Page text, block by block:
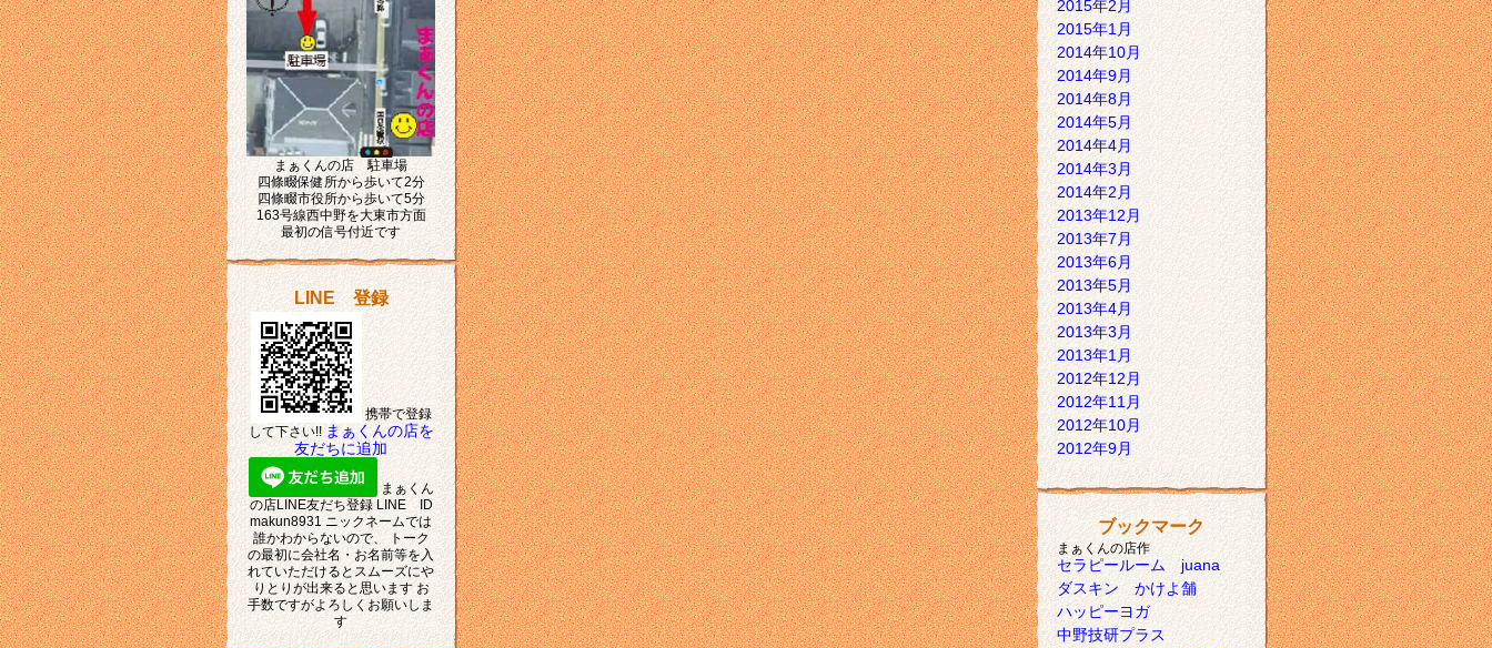
まぁくんの店 駐車場
四條畷保健所から歩いて2分
四條畷市役所から歩いて5分
163号線西中野を大東市方面
最初の信号付近です
LINE 登録
携帯で登録
して下さい!!まぁくんの店を
友だちに追加
まぁくん
の店LINE友だち登録 LINE ID
makun8931 ニックネームでは
誰かわからないので、 トーク
の最初に会社名・お名前等を入
れていただけるとスムーズにや
りとりが出来ると思います お
手数ですがよろしくお願いしま
す
2015年2月
2015年1月
2014年10月
2014年9月
2014年8月
2014年5月
2014年4月
2014年3月
2014年2月
2013年12月
2013年7月
2013年6月
2013年5月
2013年4月
2013年3月
2013年1月
2012年12月
2012年11月
2012年10月
2012年9月
ブックマーク
まぁくんの店作
セラピールーム juana
ダスキン かけよ舗
ハッピーヨガ
中野技研プラス